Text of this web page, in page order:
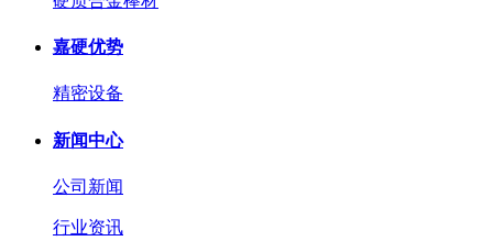
嘉硬优势
精密设备
新闻中心
公司新闻
行业资讯